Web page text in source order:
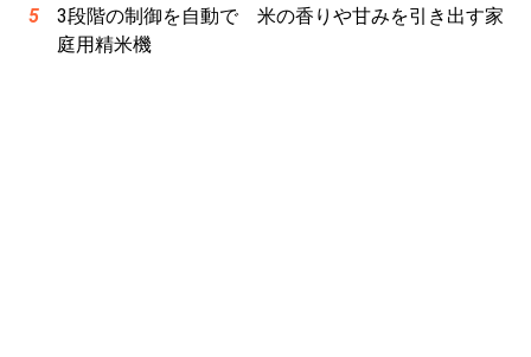
3段階の制御を自動で 米の香りや甘みを引き出す家
庭用精米機